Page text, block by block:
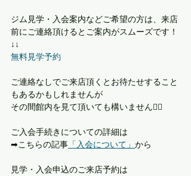
ジム見学・入会案内などご希望の方は、来店
前にご連絡頂けるとご案内がスムーズです！
↓↓
無料見学予約
ご連絡なしでご来店頂くとお待たせすること
もあるかもしれませんが
その間館内を見て頂いても構いません🙆‍♀️
ご入会手続きについての詳細は
➡︎こちらの記事 「入会について」 から
見学・入会申込のご来店予約は